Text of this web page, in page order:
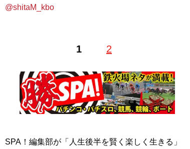
@shitaM_kbo
1 2
SPA！編集部が「人生後半を賢く楽しく生きる」